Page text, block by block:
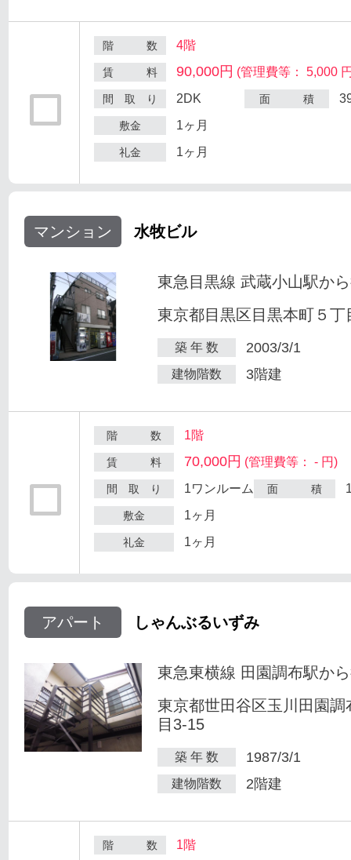
階 数 4階
賃 料 90,000円 (管理費等： 5,000
間 取 り 2DK 面 積
敷金 1ヶ月
礼金 1ヶ月
マンション 水牧ビル
東急目黒線 武蔵小山駅か
東京都目黒区目黒本町５丁
築 年 数 2003/3/1
建物階数 3階建
階 数 1階
賃 料 70,000円 (管理費等： - 円)
間 取 り 1ワンルーム 面 積
敷金 1ヶ月
礼金 1ヶ月
アパート しゃんぶるいずみ
東急東横線 田園調布駅か
東京都世田谷区玉川田園調
目3-15
築 年 数 1987/3/1
建物階数 2階建
階 数 1階